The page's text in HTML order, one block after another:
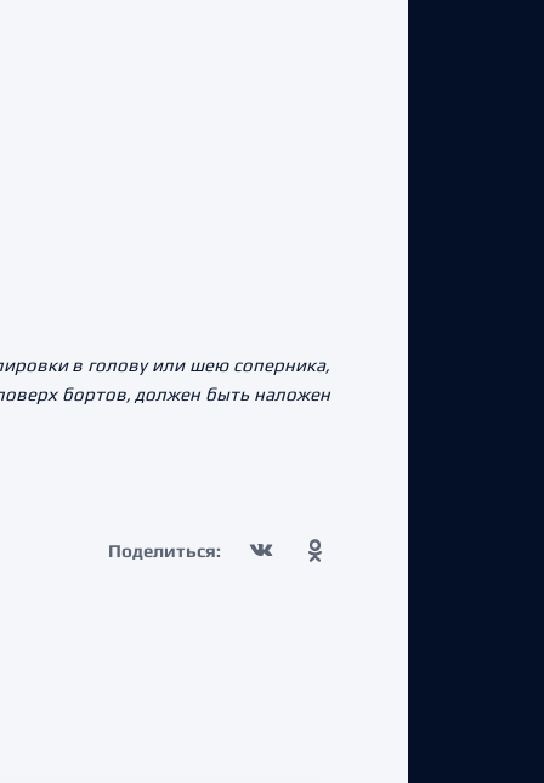
в голову или шею соперника,
бортов, должен быть наложен
Поделиться: